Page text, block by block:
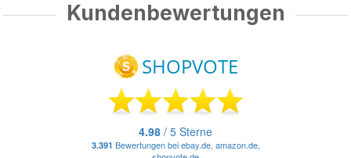
Kundenbewertungen